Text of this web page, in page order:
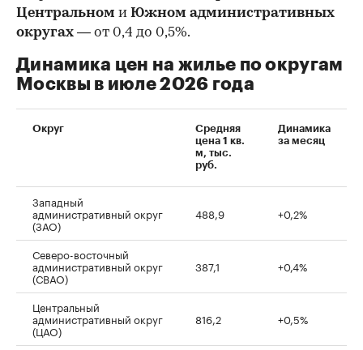
Центральном и Южном административных
округах — от 0,4 до 0,5%.
Динамика цен на жилье по округам
Москвы в июле 2026 года
Округ
Средняя
цена 1 кв.
м, тыс.
руб.
Динамика
за месяц
Западный
административный округ
(ЗАО)
488,9 +0,2%
Северо-восточный
административный округ
(СВАО)
387,1 +0,4%
Центральный
административный округ
(ЦАО)
816,2 +0,5%